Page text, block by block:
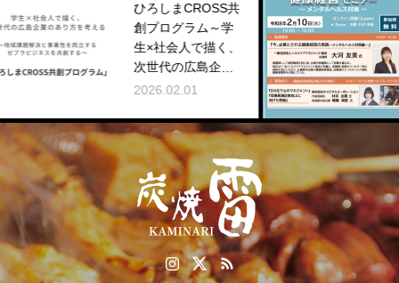
ひろしまCROSS共
創プログラム～学
生×社会人で描く、
次世代の広島企業
優良事
健康経
に登壇